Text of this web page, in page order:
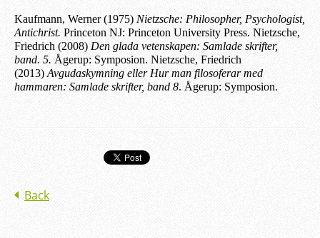
Kaufmann, Werner (1975) Nietzsche: Philosopher, Psychologist,
Antichrist. Princeton NJ: Princeton University Press. Nietzsche,
Friedrich (2008) Den glada vetenskapen: Samlade skrifter,
band. 5. Ågerup: Symposion. Nietzsche, Friedrich
(2013) Avgudaskymning eller Hur man filosoferar med
hammaren: Samlade skrifter, band 8. Ågerup: Symposion.
Back